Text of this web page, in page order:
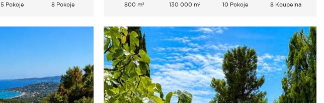
5 Pokoje 8 Pokoje 800 m² 130 000 m² 10 Pokoje 8 Koupelna